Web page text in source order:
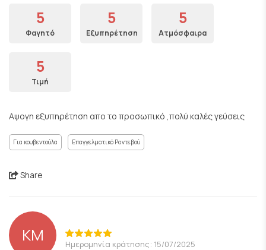
5
Φαγητό
5
Εξυπηρέτηση
5
Ατμόσφαιρα
5
Τιμή
Αψογη εξυπηρέτηση απο το προσωπικό ,πολύ καλές γεύσεις
Για κουβεντούλα Επαγγελματικό Ραντεβού
Share
KM Ημερομηνία κράτησης: 15/07/2025